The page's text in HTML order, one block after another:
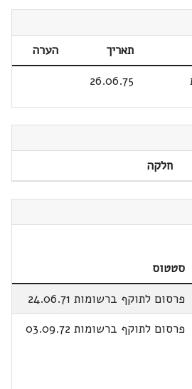
תאריך
הערה
26.06.75
חלקה
סטטוס
פרסום לתוקף ברשומות 24.06.71
פרסום לתוקף ברשומות 03.09.72